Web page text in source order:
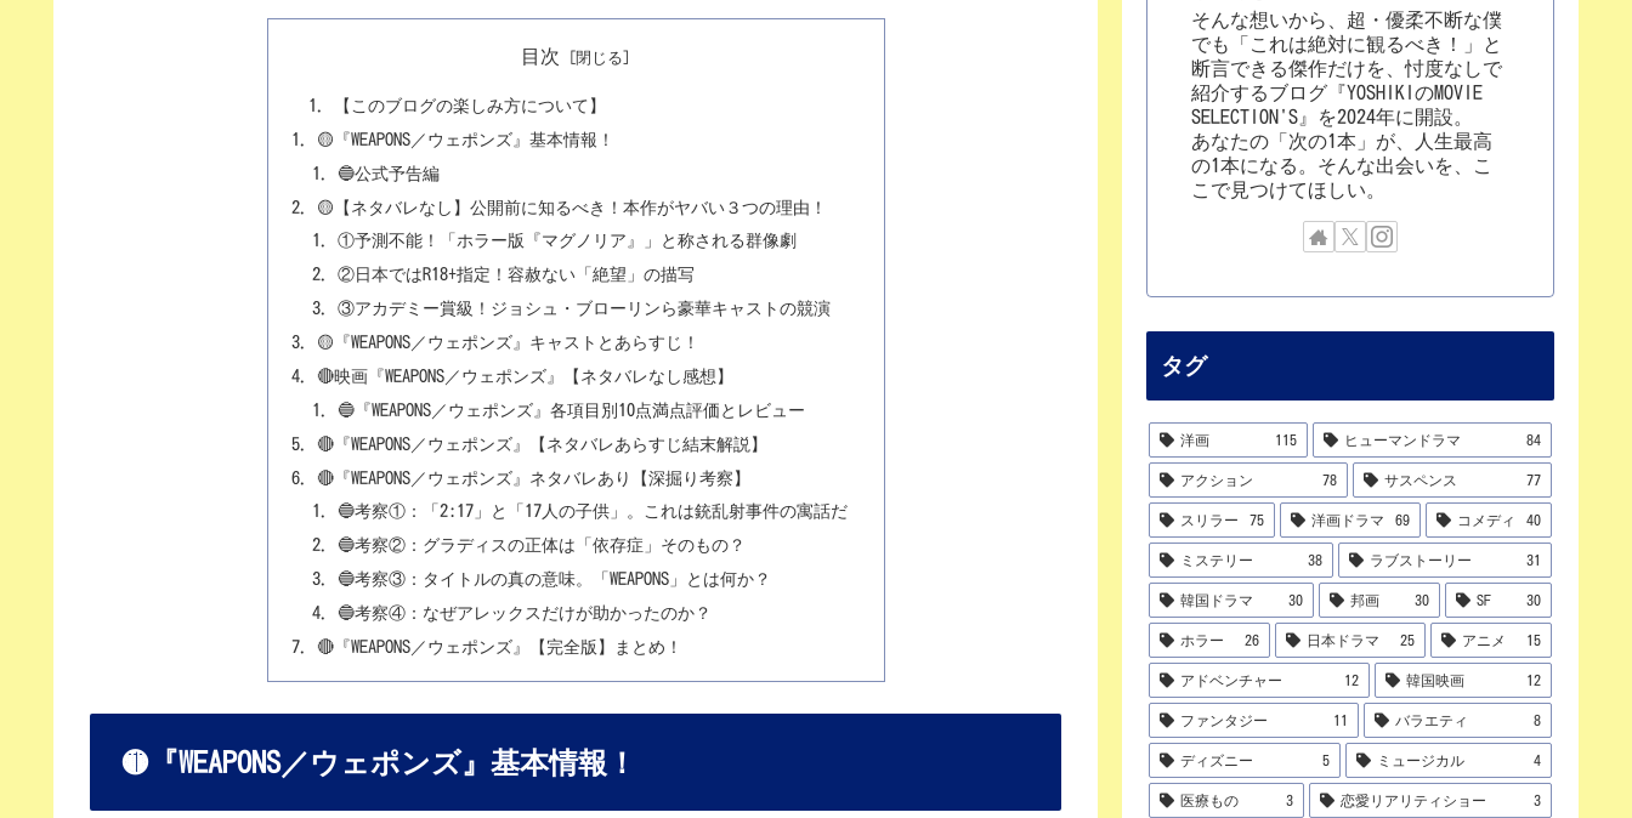
目次
【このブログの楽しみ方について】
🟡『WEAPONS／ウェポンズ』基本情報！
🔵公式予告編
🟡【ネタバレなし】公開前に知るべき！本作がヤバい３つの理由！
①予測不能！「ホラー版『マグノリア』」と称される群像劇
②日本ではR18+指定！容赦ない「絶望」の描写
③アカデミー賞級！ジョシュ・ブローリンら豪華キャストの競演
🟡『WEAPONS／ウェポンズ』キャストとあらすじ！
🔴映画『WEAPONS／ウェポンズ』【ネタバレなし感想】
🔵『WEAPONS／ウェポンズ』各項目別10点満点評価とレビュー
🔴『WEAPONS／ウェポンズ』【ネタバレあらすじ結末解説】
🔴『WEAPONS／ウェポンズ』ネタバレあり【深掘り考察】
🔵考察①：「2:17」と「17人の子供」。これは銃乱射事件の寓話だ
🔵考察②：グラディスの正体は「依存症」そのもの？
🔵考察③：タイトルの真の意味。「WEAPONS」とは何か？
🔵考察④：なぜアレックスだけが助かったのか？
🔴『WEAPONS／ウェポンズ』【完全版】まとめ！
🟡『WEAPONS／ウェポンズ』基本情報！
そんな想いから、超・優柔不断な僕
でも「これは絶対に観るべき！」と
断言できる傑作だけを、忖度なしで
紹介するブログ『YOSHIKIのMOVIE
SELECTION'S』を2024年に開設。
あなたの「次の1本」が、人生最高
の1本になる。そんな出会いを、こ
こで見つけてほしい。
タグ
洋画 115 ヒューマンドラマ 84
アクション 78 サスペンス 77
スリラー 75 洋画ドラマ 69 コメディ 40
ミステリー 38 ラブストーリー 31
韓国ドラマ 30 邦画 30 SF 30
ホラー 26 日本ドラマ 25 アニメ 15
アドベンチャー 12 韓国映画 12
ファンタジー 11 バラエティ 8
ディズニー 5 ミュージカル 4
医療もの 3 恋愛リアリティショー 3